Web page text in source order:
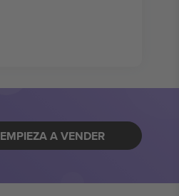
EMPIEZA A VENDER